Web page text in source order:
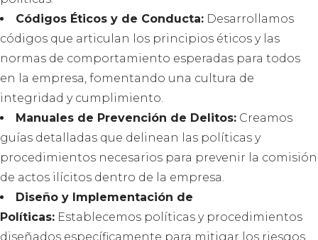
Códigos Éticos y de Conducta: Desarrollamos
códigos que articulan los principios éticos y las
normas de comportamiento esperadas para todos
en la empresa, fomentando una cultura de
integridad y cumplimiento.
Manuales de Prevención de Delitos: Creamos
guías detalladas que delinean las políticas y
procedimientos necesarios para prevenir la comisión
de actos ilícitos dentro de la empresa.
Diseño y Implementación de
Políticas: Establecemos políticas y procedimientos
diseñados específicamente para mitigar los riesgos